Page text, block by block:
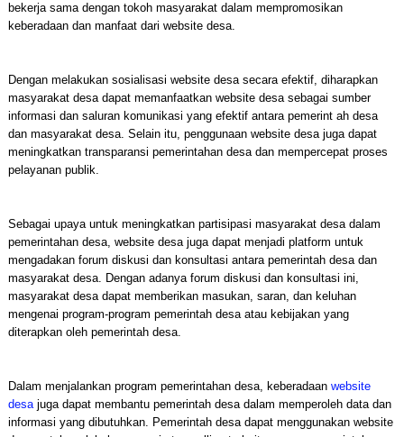
bekerja sama dengan tokoh masyarakat dalam mempromosikan
keberadaan dan manfaat dari website desa.
Dengan melakukan sosialisasi website desa secara efektif, diharapkan
masyarakat desa dapat memanfaatkan website desa sebagai sumber
informasi dan saluran komunikasi yang efektif antara pemerint ah desa
dan masyarakat desa. Selain itu, penggunaan website desa juga dapat
meningkatkan transparansi pemerintahan desa dan mempercepat proses
pelayanan publik.
Sebagai upaya untuk meningkatkan partisipasi masyarakat desa dalam
pemerintahan desa, website desa juga dapat menjadi platform untuk
mengadakan forum diskusi dan konsultasi antara pemerintah desa dan
masyarakat desa. Dengan adanya forum diskusi dan konsultasi ini,
masyarakat desa dapat memberikan masukan, saran, dan keluhan
mengenai program-program pemerintah desa atau kebijakan yang
diterapkan oleh pemerintah desa.
Dalam menjalankan program pemerintahan desa, keberadaan website
desajuga dapat membantu pemerintah desa dalam memperoleh data dan
informasi yang dibutuhkan. Pemerintah desa dapat menggunakan website